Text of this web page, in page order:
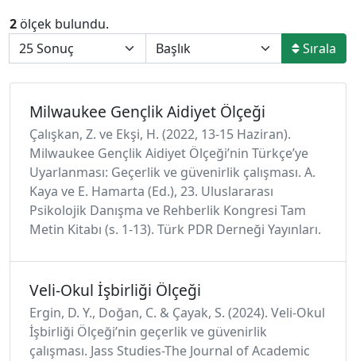
2 ölçek bulundu.
Sırala
Milwaukee Gençlik Aidiyet Ölçeği
Çalışkan, Z. ve Ekşi, H. (2022, 13-15 Haziran).
Milwaukee Gençlik Aidiyet Ölçeği’nin Türkçe’ye
Uyarlanması: Geçerlik ve güvenirlik çalışması. A.
Kaya ve E. Hamarta (Ed.), 23. Uluslararası
Psikolojik Danışma ve Rehberlik Kongresi Tam
Metin Kitabı (s. 1-13). Türk PDR Derneği Yayınları.
Veli-Okul İşbirliği Ölçeği
Ergin, D. Y., Doğan, C. & Çayak, S. (2024). Veli-Okul
İşbirliği Ölçeği’nin geçerlik ve güvenirlik
çalışması. Jass Studies-The Journal of Academic